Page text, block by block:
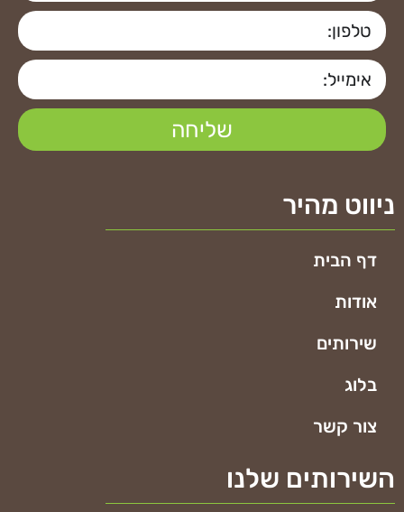
שליחה
ניווט מהיר
דף הבית
אודות
שירותים
בלוג
צור קשר
השירותים שלנו